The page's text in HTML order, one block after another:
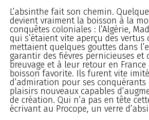
L’absinthe fait son chemin.
devient vraiment la boisson à la
conquêtes coloniales : l’Algérie,
qui s’étaient vite aperçu des
mettaient quelques gouttes dans
garantir des fièvres pernicieuses
breuvage et à leur retour en
boisson favorite. Ils furent vite
d’admiration pour ses
plaisirs nouveaux capables
de création. Qui n’a pas en tête
écrivant au Procope, un verre